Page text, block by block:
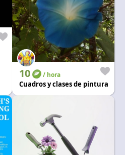
10 / hora
Cuadros y clases de pintura